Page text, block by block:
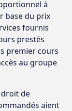
à
base du prix
fournis
prestés
premier cours
au groupe
droit de
aient